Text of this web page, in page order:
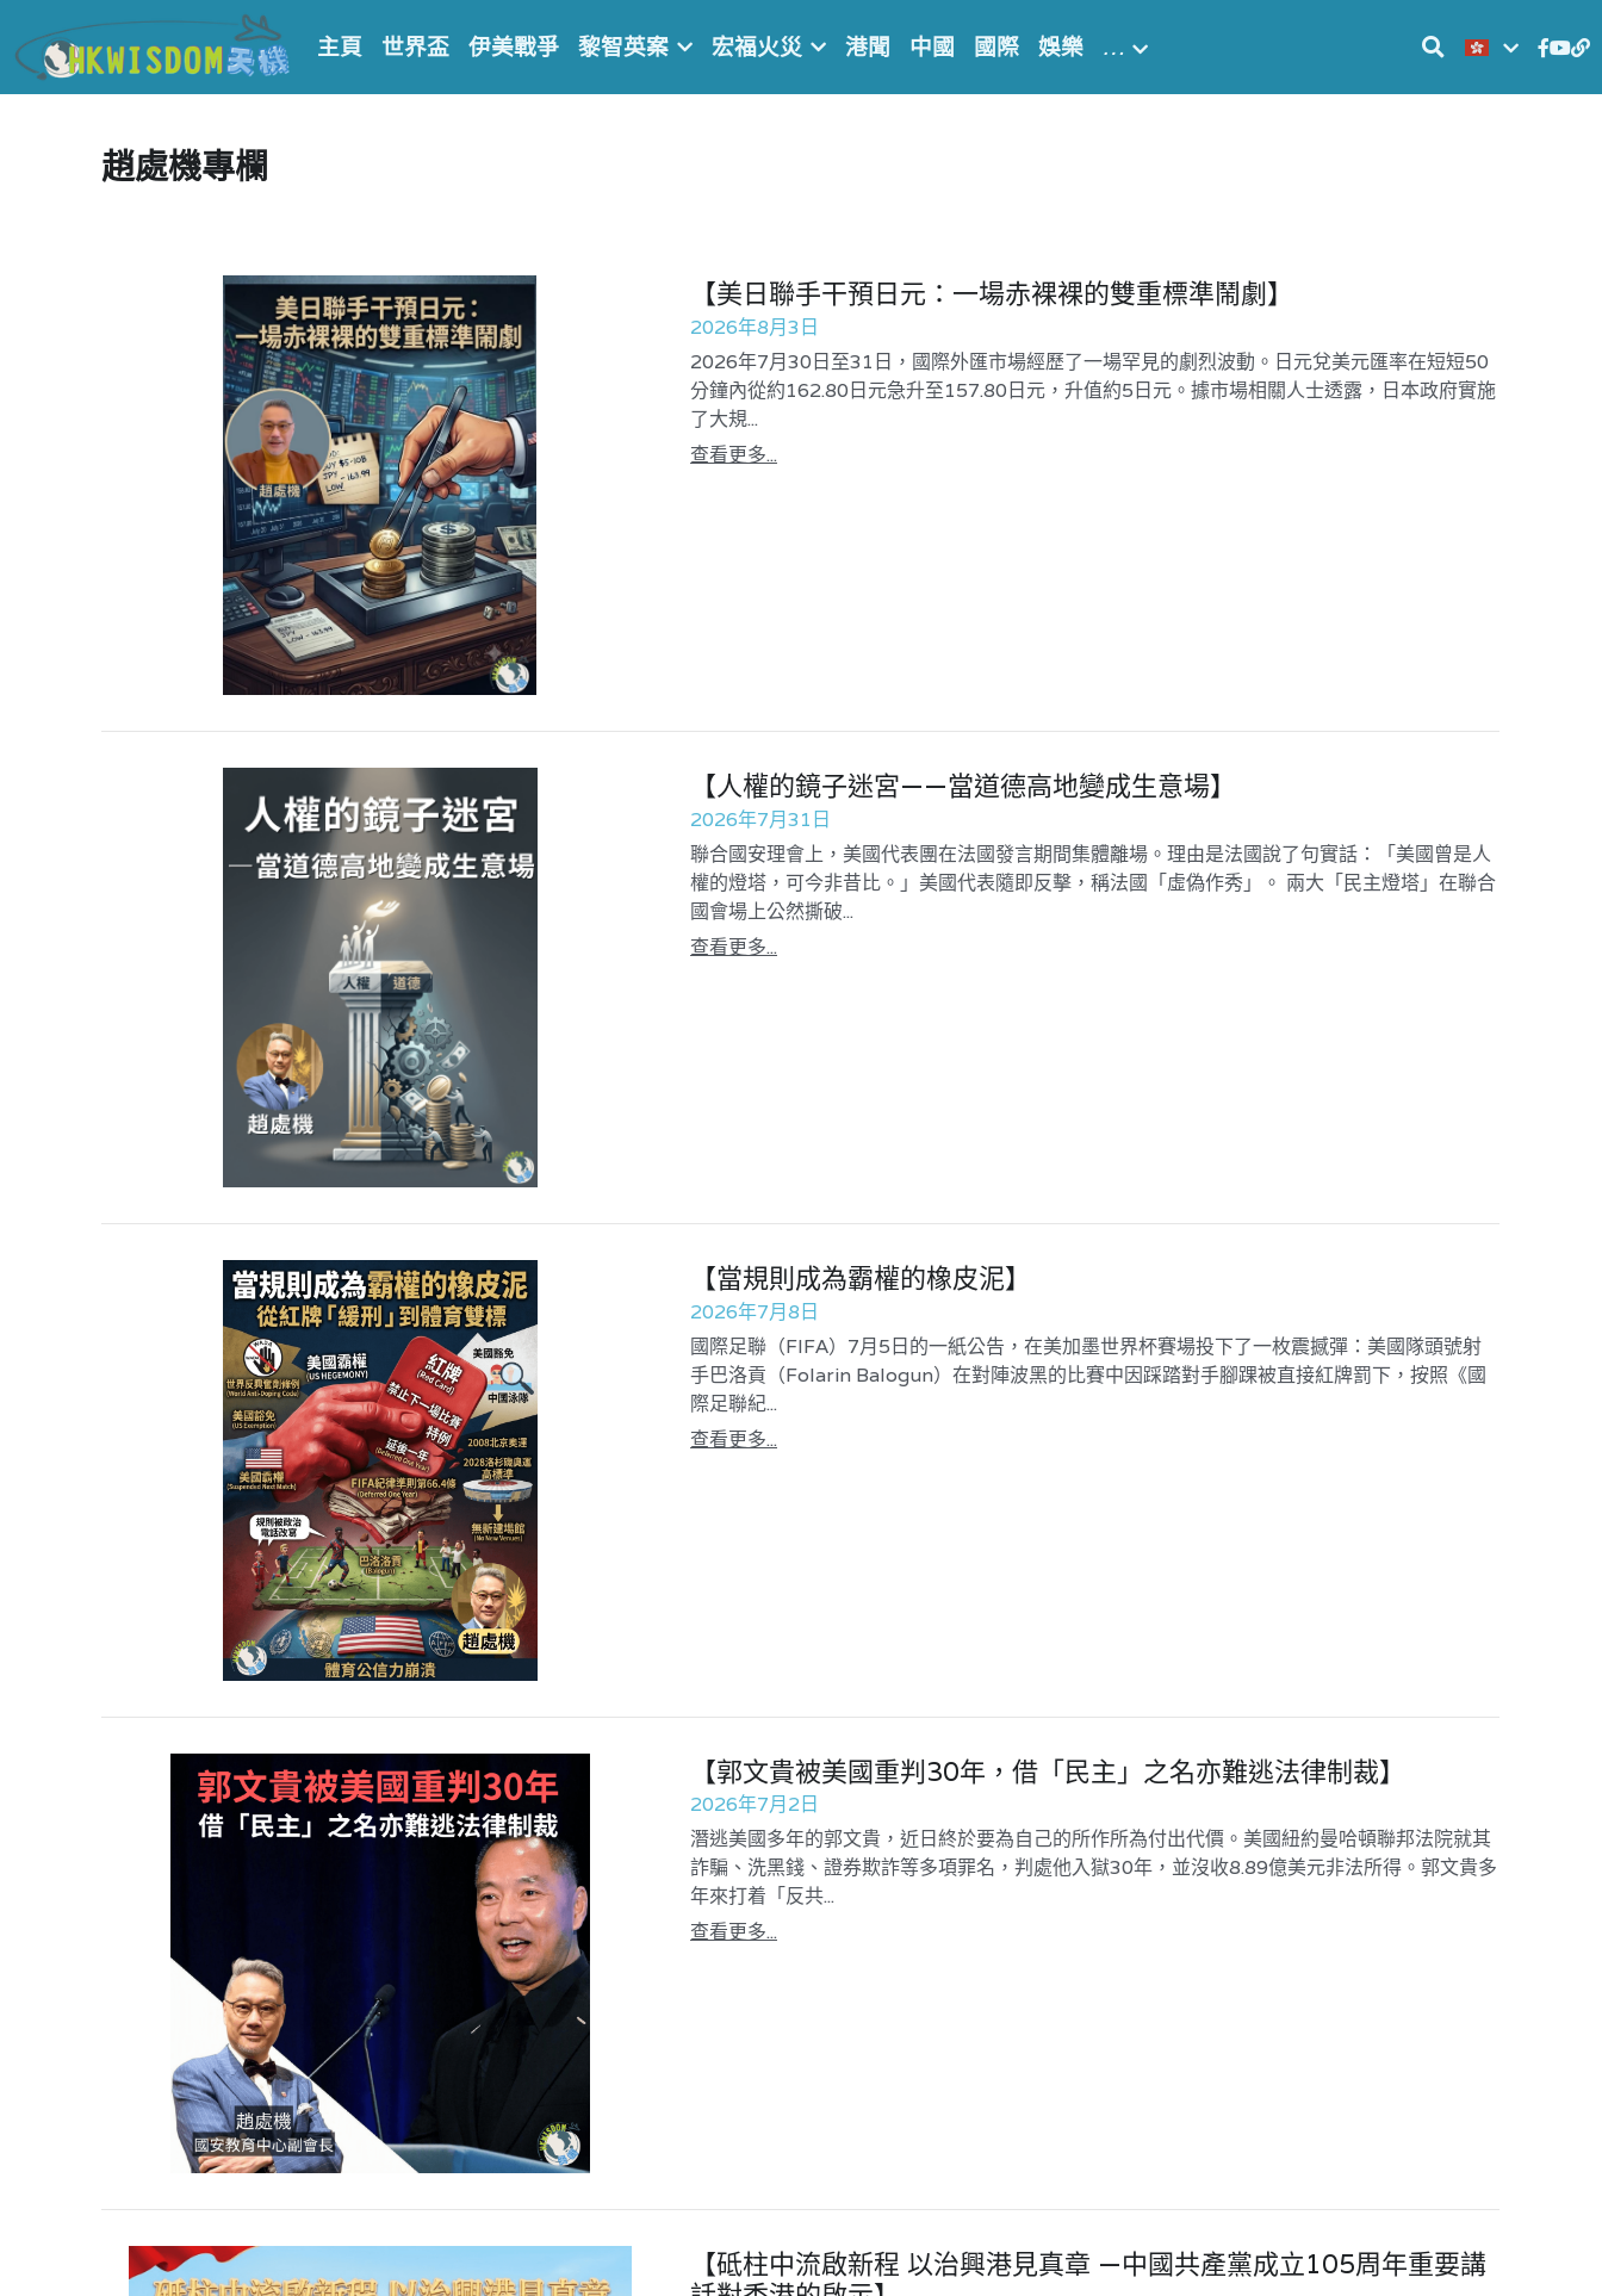
主頁 世界盃 伊美戰爭 黎智英案 宏福火災 港聞 中國 國際 娛樂 …
趙處機專欄
【美日聯手干預日元：一場赤裸裸的雙重標準鬧劇】
2026年8月3日
2026年7月30日至31日，國際外匯市場經歷了一場罕見的劇烈波動。日元兌美元匯率在短短50
分鐘內從約162.80日元急升至157.80日元，升值約5日元。據市場相關人士透露，日本政府實施
了大規...
查看更多...
【人權的鏡子迷宮——當道德高地變成生意場】
2026年7月31日
聯合國安理會上，美國代表團在法國發言期間集體離場。理由是法國說了句實話：「美國曾是人
權的燈塔，可今非昔比。」美國代表隨即反擊，稱法國「虛偽作秀」。 兩大「民主燈塔」在聯合
國會場上公然撕破...
查看更多...
【當規則成為霸權的橡皮泥】
2026年7月8日
國際足聯（FIFA）7月5日的一紙公告，在美加墨世界杯賽場投下了一枚震撼彈：美國隊頭號射
手巴洛貢（Folarin Balogun）在對陣波黑的比賽中因踩踏對手腳踝被直接紅牌罰下，按照《國
際足聯紀...
查看更多...
【郭文貴被美國重判30年，借「民主」之名亦難逃法律制裁】
2026年7月2日
潛逃美國多年的郭文貴，近日終於要為自己的所作所為付出代價。美國紐約曼哈頓聯邦法院就其
詐騙、洗黑錢、證券欺詐等多項罪名，判處他入獄30年，並沒收8.89億美元非法所得。郭文貴多
年來打着「反共...
查看更多...
【砥柱中流啟新程 以治興港見真章 —中國共產黨成立105周年重要講